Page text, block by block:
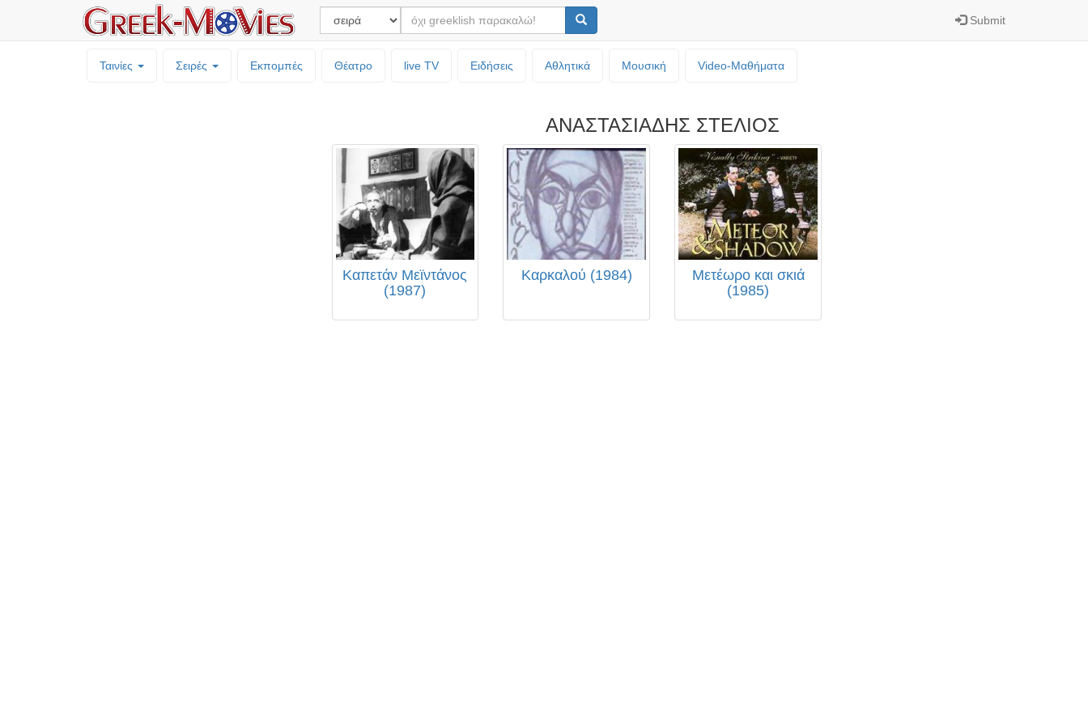
Submit
Ταινίες Σειρές Εκπομπές Θέατρο live TV Ειδήσεις Αθλητικά Μουσική Video-Mαθήματα
ΑΝΑΣΤΑΣΙΑΔΗΣ ΣΤΕΛΙΟΣ
Καπετάν Μεϊντάνος
(1987)
Καρκαλού (1984)
Μετέωρο και σκιά
(1985)